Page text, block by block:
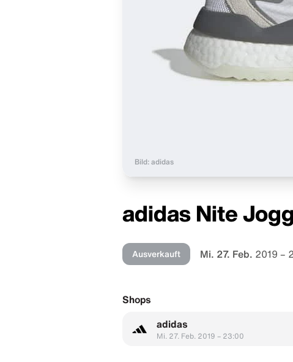
Bild: adidas
adidas Nite
Ausverkauft Mi. 27. Feb. 2019 –
Shops
adidas
Mi. 27. Feb. 2019 – 23:00